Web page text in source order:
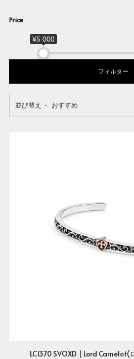
Price
¥5 000
フィルター
並び替え
LC1370 SVOXD | Lord